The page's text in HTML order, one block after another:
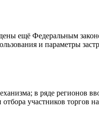
ещё Федеральным
и параметры
в ряде регионов
участников торгов